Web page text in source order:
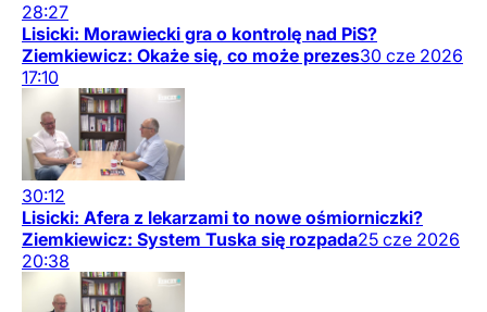
28:27
Lisicki: Morawiecki gra o kontrolę nad PiS?
Ziemkiewicz: Okaże się, co może prezes30 cze 2026
17:10
30:12
Lisicki: Afera z lekarzami to nowe ośmiorniczki?
Ziemkiewicz: System Tuska się rozpada25 cze 2026
20:38